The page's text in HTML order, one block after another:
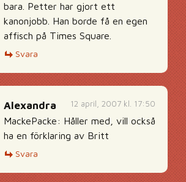
bara. Petter har gjort ett
kanonjobb. Han borde få en egen
affisch på Times Square.
Svara
12 april, 2007 kl. 17:50
Alexandra
MackePacke: Håller med, vill också
ha en förklaring av Britt
Svara